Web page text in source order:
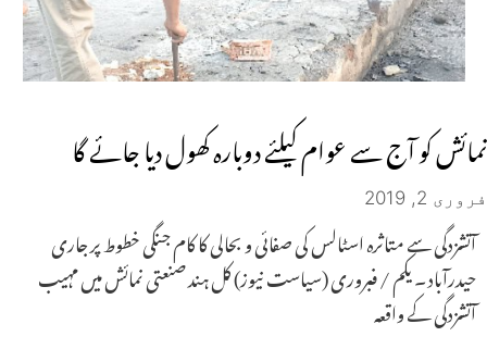
نمائش کو آج سے عوام کیلئے دوبارہ کھول دیا جائے گا
فروری 2, 2019
آتشزدگی سے متاثرہ اسٹالس کی صفائی و بحالی کا کام جنگی خطوط پر جاری
حیدرآباد ۔ یکم / فبروری (سیاست نیوز) کل ہند صنعتی نمائش میں مہیب
آتشزدگی کے واقعہ